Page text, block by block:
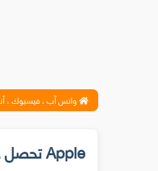
واتس آب ، فيسبوك ،
Apple تحصل على براءة اختراع جديدة لحماية الهاتف من السقوط